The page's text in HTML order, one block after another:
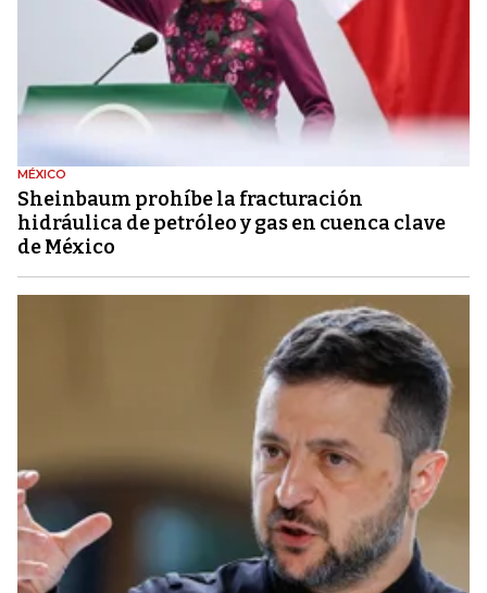
MÉXICO
Sheinbaum prohíbe la fracturación
hidráulica de petróleo y gas en cuenca clave
de México